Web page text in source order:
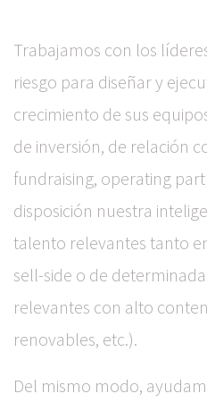
Trabajamos con los
riesgo para diseñar y
crecimiento de sus
de inversión, de relación
fundraising, operating
disposición nuestra
talento relevantes tanto
sell-side o de
relevantes con alto
renovables, etc.).
Del mismo modo,